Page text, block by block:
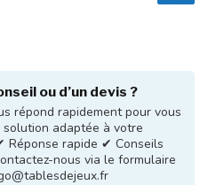
ou d’un devis ?
répond rapidement pour vous
adaptée à votre
Réponse rapide ✔ Conseils
nous via le formulaire